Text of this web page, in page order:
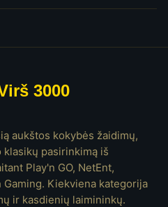
3000
aukštos kokybės žaidimų,
pasirinkimą iš
Play'n GO, NetEnt,
Kiekviena kategorija
ir kasdienių laimininkų.